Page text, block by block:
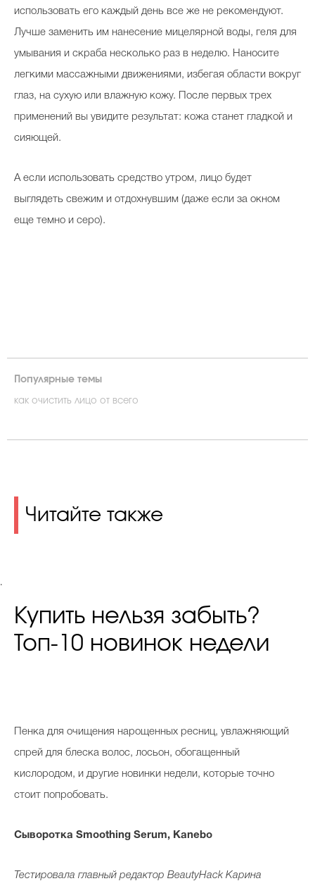
Celebrity дня
Beauty- битвы
Тесты
использовать его каждый день все же не рекомендуют.
Лучше заменить им нанесение мицелярной воды, геля для
умывания и скраба несколько раз в неделю. Наносите
легкими массажными движениями, избегая области вокруг
глаз, на сухую или влажную кожу. После первых трех
применений вы увидите результат: кожа станет гладкой и
сияющей.
А если использовать средство утром, лицо будет
выглядеть свежим и отдохнувшим (даже если за окном
еще темно и серо).
Популярные темы
как очистить лицо от всего
Читайте также
.
Купить нельзя забыть?
Топ-10 новинок недели
енка для очищения нарощенных ресниц, увлажняющий
спрей для блеска волос, лосьон, обогащенный
кислородом, и другие новинки недели, которые точно
стоит попробовать.
Сыворотка Smoothing Serum, Kanebo
Тестировала главный редактор BeautyHack Карина